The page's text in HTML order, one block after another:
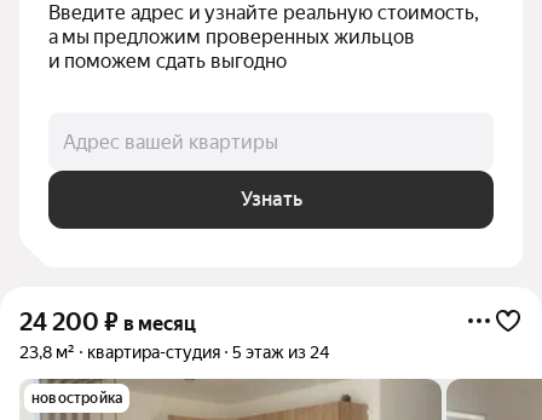
Введите адрес и узнайте реальную стоимость,
а мы предложим проверенных жильцов
и поможем сдать выгодно
Адрес вашей квартиры
Узнать
24 200 ₽ в месяц
23,8 м² квартира-студия 5 этаж из 24
новостройка